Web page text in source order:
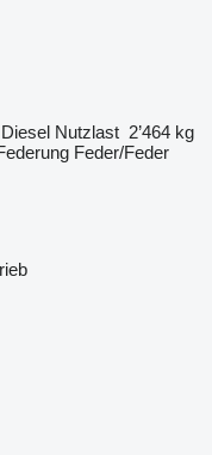
Diesel Nutzlast 2’464 kg
Feder/Feder